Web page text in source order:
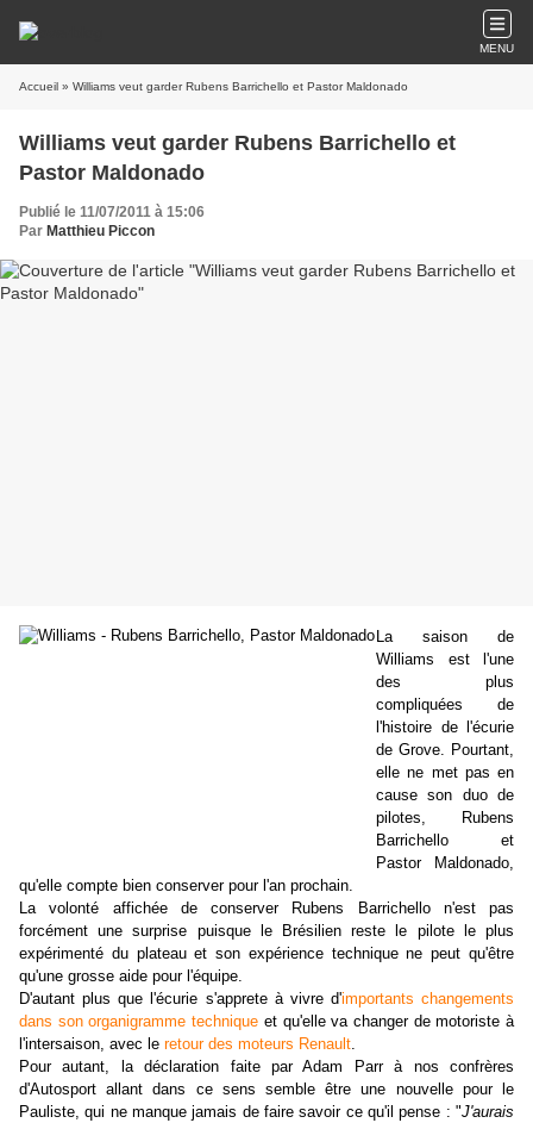
MENU
Accueil » Williams veut garder Rubens Barrichello et Pastor Maldonado
Williams veut garder Rubens Barrichello et
Pastor Maldonado
Publié le 11/07/2011 à 15:06
Par Matthieu Piccon
La saison de
Williams est l'une
des plus
compliquées de
l'histoire de l'écurie
de Grove. Pourtant,
elle ne met pas en
cause son duo de
pilotes, Rubens
Barrichello et
Pastor Maldonado,
qu'elle compte bien conserver pour l'an prochain.
La volonté affichée de conserver Rubens Barrichello n'est pas
forcément une surprise puisque le Brésilien reste le pilote le plus
expérimenté du plateau et son expérience technique ne peut qu'être
qu'une grosse aide pour l'équipe.
D'autant plus que l'écurie s'apprete à vivre d'importants changements
dans son organigramme technique et qu'elle va changer de motoriste à
l'intersaison, avec le retour des moteurs Renault.
Pour autant, la déclaration faite par Adam Parr à nos confrères
d'Autosport allant dans ce sens semble être une nouvelle pour le
Pauliste, qui ne manque jamais de faire savoir ce qu'il pense : "J'aurais